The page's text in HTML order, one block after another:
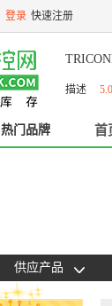
登录 快速注册
描述 5.0
热门品牌 首
供应产品